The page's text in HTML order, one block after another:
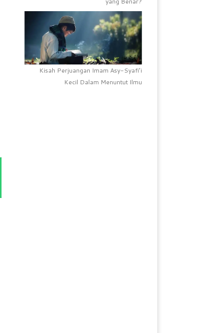
Kisah Perjuangan Imam Asy-Syafi’i
Kecil Dalam Menuntut Ilmu